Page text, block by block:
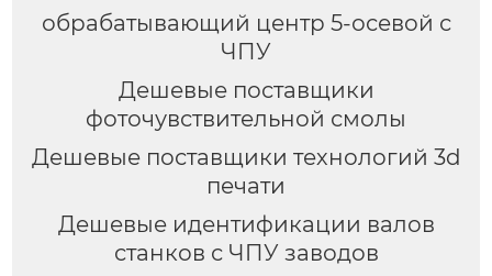
обрабатывающий центр 5-осевой с
ЧПУ
Дешевые поставщики
фоточувствительной смолы
Дешевые поставщики технологий 3d
печати
Дешевые идентификации валов
станков с ЧПУ заводов